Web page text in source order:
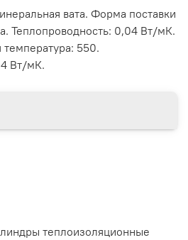
вата. Форма поставки
Теплопроводность: 0,04 Вт/мК.
550.
Вт/мК.
теплоизоляционные